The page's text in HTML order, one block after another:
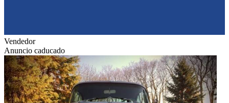
Vendedor
Anuncio caducado